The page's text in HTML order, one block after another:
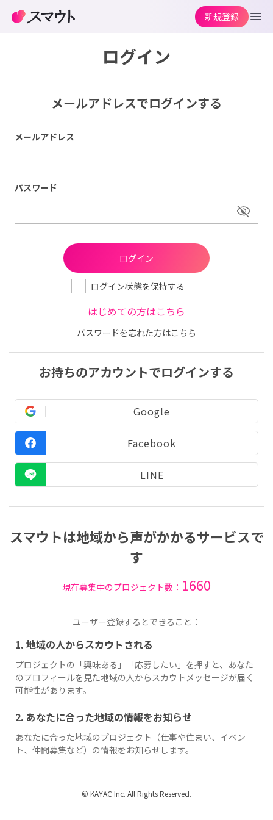
ログイン
メールアドレスでログインする
メールアドレス
パスワード
ログイン状態を保持する
はじめての方はこちら
パスワードを忘れた方はこちら
お持ちのアカウントでログインする
Google
Facebook
LINE
スマウトは地域から声がかかるサービスで
す
現在募集中のプロジェクト数： 1660
ユーザー登録するとできること：
1. 地域の人からスカウトされる
プロジェクトの「興味ある」「応募したい」を押すと、あなた
のプロフィールを見た地域の人からスカウトメッセージが届く
可能性があります。
2. あなたに合った地域の情報をお知らせ
あなたに合った地域のプロジェクト（仕事や住まい、イベン
ト、仲間募集など）の情報をお知らせします。
新規登録
© KAYAC Inc. All Rights Reserved.